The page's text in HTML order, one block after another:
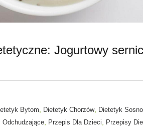
Jogurtowy
Bytom, Dietetyk Chorzów, Dietetyk
Odchudzające, Przepis Dla Dzieci, Przepisy